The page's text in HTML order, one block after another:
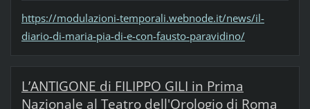
https://modulazioni-temporali.webnode.it/news/il-
diario-di-maria-pia-di-e-con-fausto-paravidino/
L’ANTIGONE di FILIPPO GILI in Prima
Nazionale al Teatro dell'Orologio di Roma